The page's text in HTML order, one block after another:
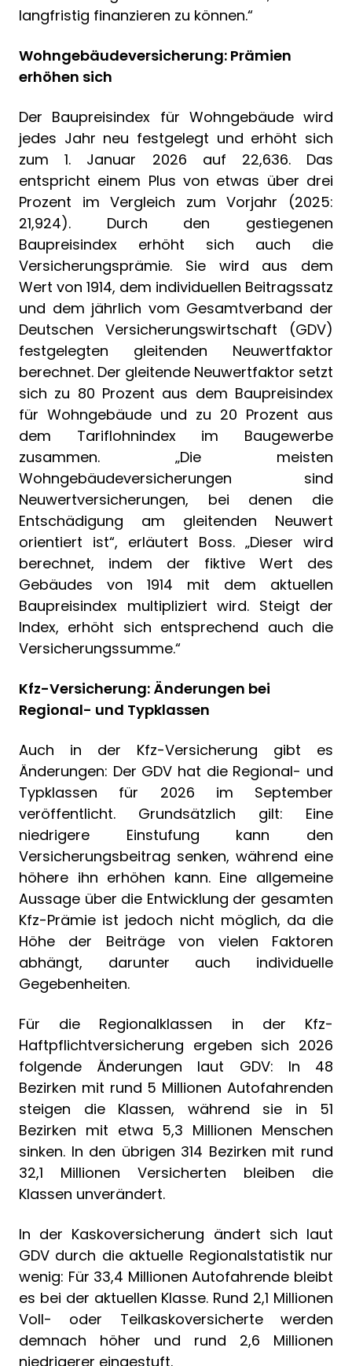
langfristig finanzieren zu können.“
Wohngebäudeversicherung: Prämien
erhöhen sich
Der Baupreisindex für Wohngebäude wird
jedes Jahr neu festgelegt und erhöht sich
zum 1. Januar 2026 auf 22,636. Das
entspricht einem Plus von etwas über drei
Prozent im Vergleich zum Vorjahr (2025:
21,924). Durch den gestiegenen
Baupreisindex erhöht sich auch die
Versicherungsprämie. Sie wird aus dem
Wert von 1914, dem individuellen Beitragssatz
und dem jährlich vom Gesamtverband der
Deutschen Versicherungswirtschaft (GDV)
festgelegten gleitenden Neuwertfaktor
berechnet. Der gleitende Neuwertfaktor setzt
sich zu 80 Prozent aus dem Baupreisindex
für Wohngebäude und zu 20 Prozent aus
dem Tariflohnindex im Baugewerbe
zusammen. „Die meisten
Wohngebäudeversicherungen sind
Neuwertversicherungen, bei denen die
Entschädigung am gleitenden Neuwert
orientiert ist“, erläutert Boss. „Dieser wird
berechnet, indem der fiktive Wert des
Gebäudes von 1914 mit dem aktuellen
Baupreisindex multipliziert wird. Steigt der
Index, erhöht sich entsprechend auch die
Versicherungssumme.“
Kfz-Versicherung: Änderungen bei
Regional- und Typklassen
Auch in der Kfz-Versicherung gibt es
Änderungen: Der GDV hat die Regional- und
Typklassen für 2026 im September
veröffentlicht. Grundsätzlich gilt: Eine
niedrigere Einstufung kann den
Versicherungsbeitrag senken, während eine
höhere ihn erhöhen kann. Eine allgemeine
Aussage über die Entwicklung der gesamten
Kfz-Prämie ist jedoch nicht möglich, da die
Höhe der Beiträge von vielen Faktoren
abhängt, darunter auch individuelle
Gegebenheiten.
Für die Regionalklassen in der Kfz-
Haftpflichtversicherung ergeben sich 2026
folgende Änderungen laut GDV: In 48
Bezirken mit rund 5 Millionen Autofahrenden
steigen die Klassen, während sie in 51
Bezirken mit etwa 5,3 Millionen Menschen
sinken. In den übrigen 314 Bezirken mit rund
32,1 Millionen Versicherten bleiben die
Klassen unverändert.
In der Kaskoversicherung ändert sich laut
GDV durch die aktuelle Regionalstatistik nur
wenig: Für 33,4 Millionen Autofahrende bleibt
es bei der aktuellen Klasse. Rund 2,1 Millionen
Voll- oder Teilkaskoversicherte werden
demnach höher und rund 2,6 Millionen
niedrigerer eingestuft.